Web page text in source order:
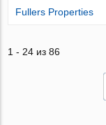
Fullers Properties
1 - 24 из 86